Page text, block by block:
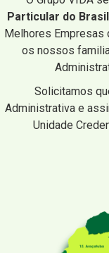
Particular do Brasil
Melhores Empresas
os nossos
Solicitamos
Administrativa e
Unidade